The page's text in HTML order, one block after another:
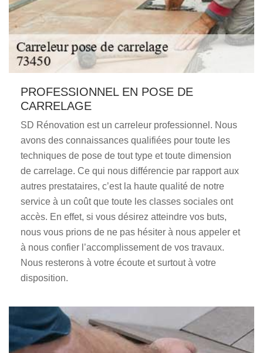
PROFESSIONNEL EN POSE DE
CARRELAGE
SD Rénovation est un carreleur professionnel. Nous
avons des connaissances qualifiées pour toute les
techniques de pose de tout type et toute dimension
de carrelage. Ce qui nous différencie par rapport aux
autres prestataires, c’est la haute qualité de notre
service à un coût que toute les classes sociales ont
accès. En effet, si vous désirez atteindre vos buts,
nous vous prions de ne pas hésiter à nous appeler et
à nous confier l’accomplissement de vos travaux.
Nous resterons à votre écoute et surtout à votre
disposition.